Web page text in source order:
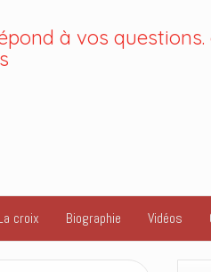
à vos
croix Biographie Vidéos